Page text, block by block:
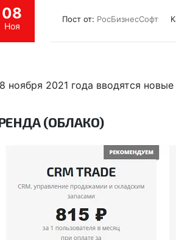
08
Ноя
Пост от: РосБизнесСофт
ноября 2021 года вводятся
(ОБЛАКО)